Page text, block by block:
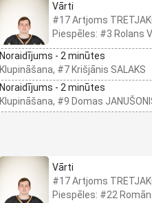
Vārti
#17 Artjoms
Piespēles: #3 Rolans
Noraidījums - 2 minūtes
Klupināšana, #7 Krišjānis SALAKS
Noraidījums - 2 minūtes
Klupināšana, #9 Domas
Vārti
#17 Artjoms
Piespēles: #22